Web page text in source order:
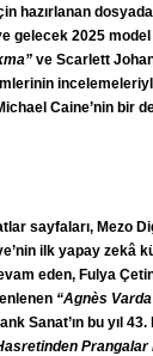
hazırlanan
gelecek 2025 model
ve Scarlett
Caine’nin bir
sayfaları, Mezo
ilk yapay zekâ
eden, Fulya
“Agnès
Sanat’ın bu yıl
Prangalar